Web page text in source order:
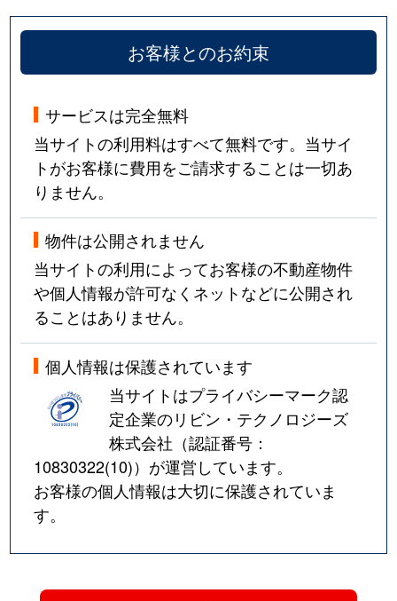
お客様とのお約束
サービスは完全無料
当サイトの利用料はすべて無料です。当サイ
トがお客様に費用をご請求することは一切あ
りません。
物件は公開されません
当サイトの利用によってお客様の不動産物件
や個人情報が許可なくネットなどに公開され
ることはありません。
個人情報は保護されています
当サイトはプライバシーマーク認
定企業のリビン・テクノロジーズ
株式会社（認証番号：
10830322(10)）が運営しています。
お客様の個人情報は大切に保護されていま
す。